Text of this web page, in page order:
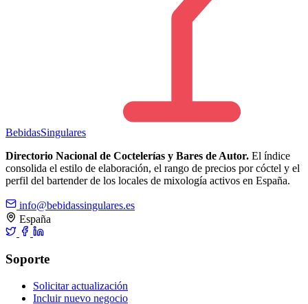
BebidasSingulares
Directorio Nacional de Coctelerías y Bares de Autor. El índice
consolida el estilo de elaboración, el rango de precios por cóctel y el
perfil del bartender de los locales de mixología activos en España.
info@bebidassingulares.es
España
Soporte
Solicitar actualización
Incluir nuevo negocio